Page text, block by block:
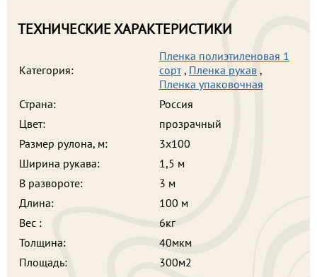
ТЕХНИЧЕСКИЕ ХАРАКТЕРИСТИКИ
Категория:
Пленка полиэтиленовая 1
сорт, Пленка рукав ,
Пленка упаковочная
Страна:
Россия
Цвет:
прозрачный
Размер рулона, м:
3х100
Ширина рукава:
1,5 м
В развороте:
3 м
Длина:
100 м
Вес :
6кг
Толщина:
40мкм
Площадь:
300м2